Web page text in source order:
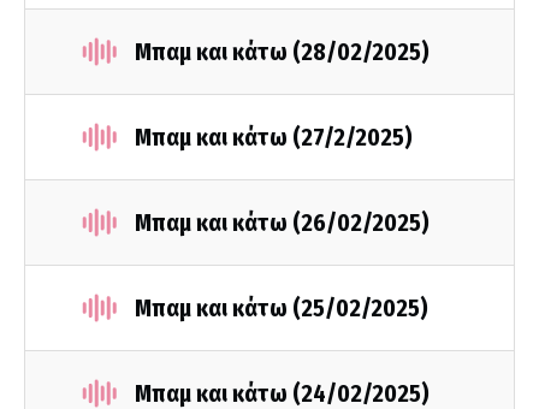
Μπαμ και κάτω (28/02/2025)
Μπαμ και κάτω (27/2/2025)
Μπαμ και κάτω (26/02/2025)
Μπαμ και κάτω (25/02/2025)
Μπαμ και κάτω (24/02/2025)